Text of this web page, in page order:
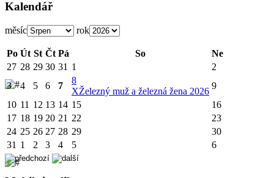
Kalendář
měsíc rok
Po Út St Čt Pá So
Ne
27 28 29 30 31 1
2
3
4 5 6 7
8
XŽelezný muž a železná žena 2026
9
10 11 12 13 14 15
16
17 18 19 20 21 22
23
24 25 26 27 28 29
30
31 1 2 3 4 5 6